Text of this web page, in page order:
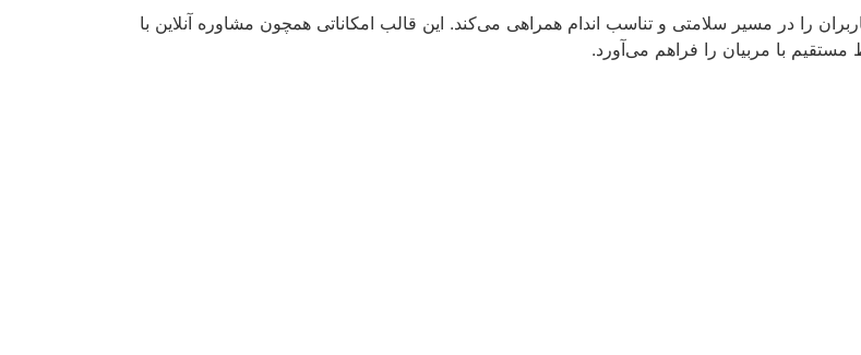
را در مسیر سلامتی و تناسب اندام همراهی می‌کند. این قالب امکاناتی همچون مشاوره آنلاین با
مستقیم با مربیان را فراهم می‌آورد.